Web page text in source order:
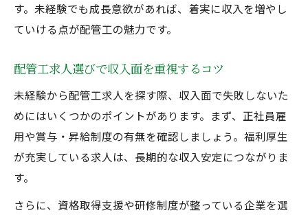
す。未経験でも成長意欲があれば、着実に収入を増やし
ていける点が配管工の魅力です。
配管工求人選びで収入面を重視するコツ
未経験から配管工求人を探す際、収入面で失敗しないた
めにはいくつかのポイントがあります。まず、正社員雇
用や賞与・昇給制度の有無を確認しましょう。福利厚生
が充実している求人は、長期的な収入安定につながりま
す。
さらに、資格取得支援や研修制度が整っている企業を選